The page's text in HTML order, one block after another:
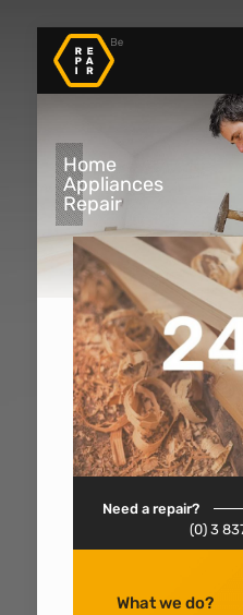
Home
Appliances
Repair
Need a repair?
(0) 3
What we do?